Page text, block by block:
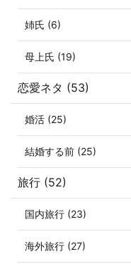
姉氏 (6)
母上氏 (19)
恋愛ネタ (53)
婚活 (25)
結婚する前 (25)
旅行 (52)
国内旅行 (23)
海外旅行 (27)